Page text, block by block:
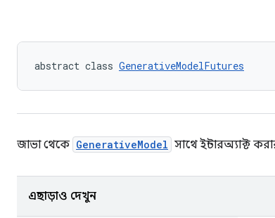
abstract class GenerativeModelFutures
জাভা থেকে GenerativeModel সাথে ইন্টারঅ্যাক্ট
এছাড়াও দেখুন